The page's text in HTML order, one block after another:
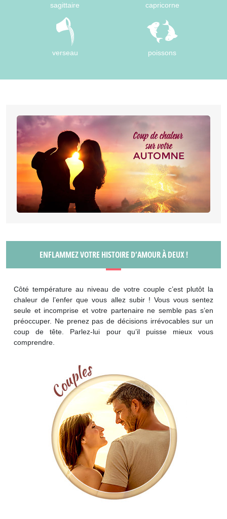
sagittaire capricorne
verseau poissons
ENFLAMMEZ VOTRE HISTOIRE D’AMOUR À DEUX !
Côté température au niveau de votre couple c’est plutôt la
chaleur de l’enfer que vous allez subir ! Vous vous sentez
seule et incomprise et votre partenaire ne semble pas s’en
préoccuper. Ne prenez pas de décisions irrévocables sur un
coup de tête. Parlez-lui pour qu’il puisse mieux vous
comprendre.